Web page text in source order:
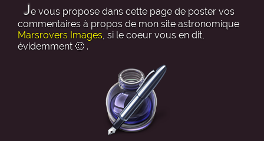
Je vous propose dans cette page de poster vos
commentaires à propos de mon site astronomique
Marsrovers Images , si le coeur vous en dit,
évidemment 🙂 .